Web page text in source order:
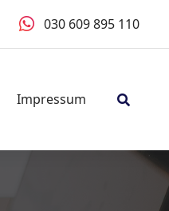
030 609 895 110
Impressum